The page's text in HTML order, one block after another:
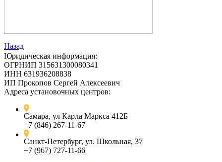
Назад
Юридическая информация:
ОГРНИП 315631300080341
ИНН 631936208838
ИП Прокопов Сергей Алексеевич
Адреса установочных центров:
Самара, ул Карла Маркса 412Б
+7 (846) 267-11-67
Санкт-Петербург, ул. Школьная, 37
+7 (967) 727-11-66